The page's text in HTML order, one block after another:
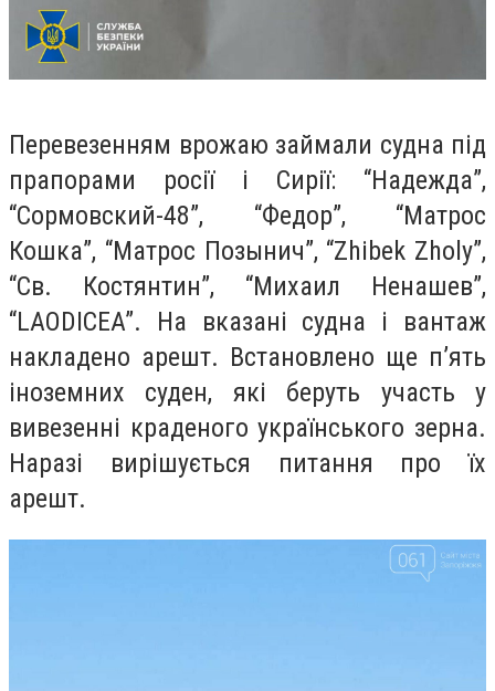
Перевезенням врожаю займали судна під
прапорами росії і Сирії: “Надежда”,
“Сормовский-48”, “Федор”, “Матрос
Кошка”, “Матрос Позынич”, “Zhibek Zholy”,
“Св. Костянтин”, “Михаил Ненашев”,
“LAODICEA”. На вказані судна і вантаж
накладено арешт. Встановлено ще п’ять
іноземних суден, які беруть участь у
вивезенні краденого українського зерна.
Наразі вирішується питання про їх
арешт.